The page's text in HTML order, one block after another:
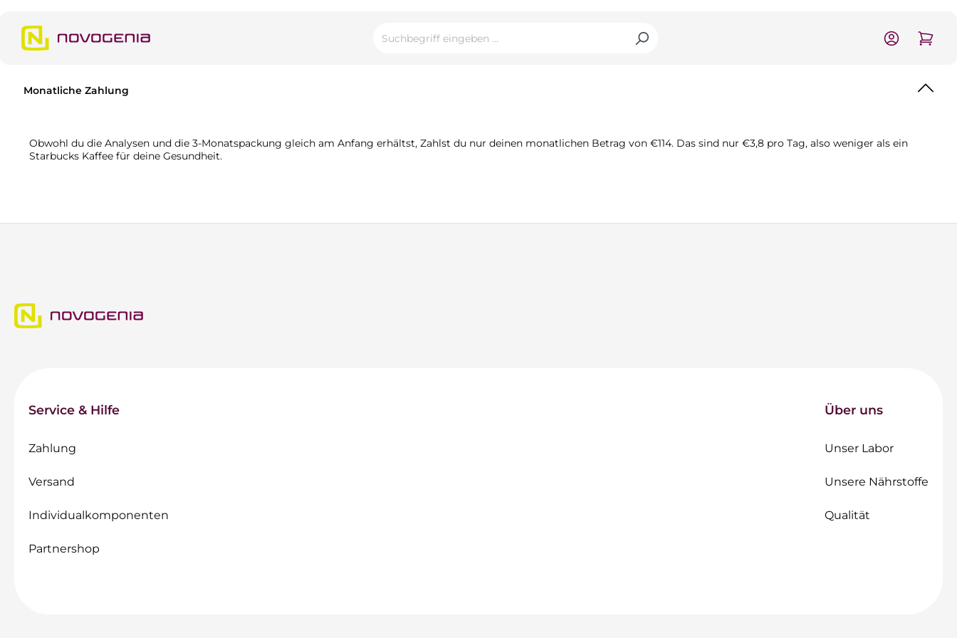
Monatliche Zahlung
Obwohl du die Analysen und die 3-Monatspackung gleich am Anfang erhältst, Zahlst du nur deinen monatlichen Betrag von €114. Das sind nur €3,8 pro Tag, also weniger als ein
Starbucks Kaffee für deine Gesundheit.
Service & Hilfe
Zahlung
Versand
Individualkomponenten
Partnershop
Über uns
Unser Labor
Unsere Nährstoffe
Qualität